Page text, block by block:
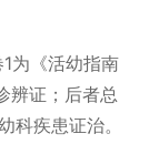
为《活幼指南
辨证；后者总
科疾患证治。